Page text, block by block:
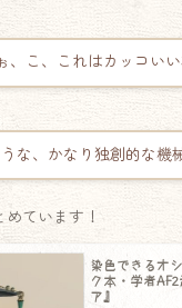
、こ、これはカッコいい
な、かなり独創的な機
ています！
染色できるオ
ク本・学者
ア』